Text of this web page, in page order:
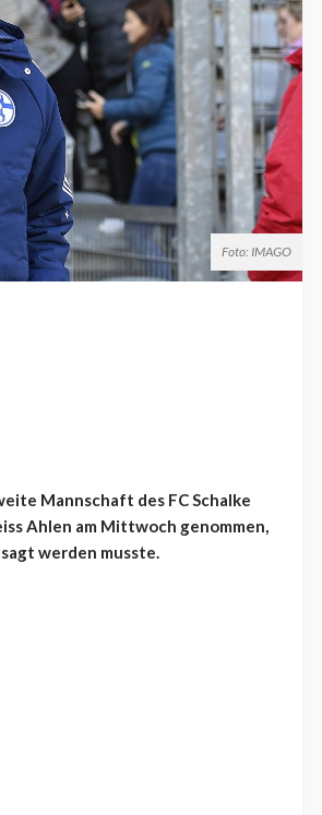
Foto: IMAGO
Mannschaft des FC Schalke
Ahlen am Mittwoch genommen,
werden musste.